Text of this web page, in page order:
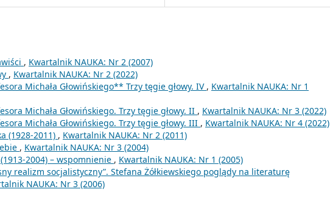
, Kwartalnik NAUKA: Nr 2 (2007)
, Kwartalnik NAUKA: Nr 2 (2022)
Michała Głowińskiego** Trzy tęgie głowy. IV , Kwartalnik NAUKA: Nr 1
Michała Głowińskiego. Trzy tęgie głowy. II , Kwartalnik NAUKA: Nr 3 (2022)
Michała Głowińskiego. Trzy tęgie głowy. III , Kwartalnik NAUKA: Nr 4 (2022)
(1928-2011) , Kwartalnik NAUKA: Nr 2 (2011)
, Kwartalnik NAUKA: Nr 3 (2004)
2004) – wspomnienie , Kwartalnik NAUKA: Nr 1 (2005)
realizm socjalistyczny”. Stefana Żółkiewskiego poglądy na literaturę
NAUKA: Nr 3 (2006)